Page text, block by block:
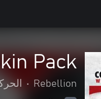
Pack
Rebellion
•